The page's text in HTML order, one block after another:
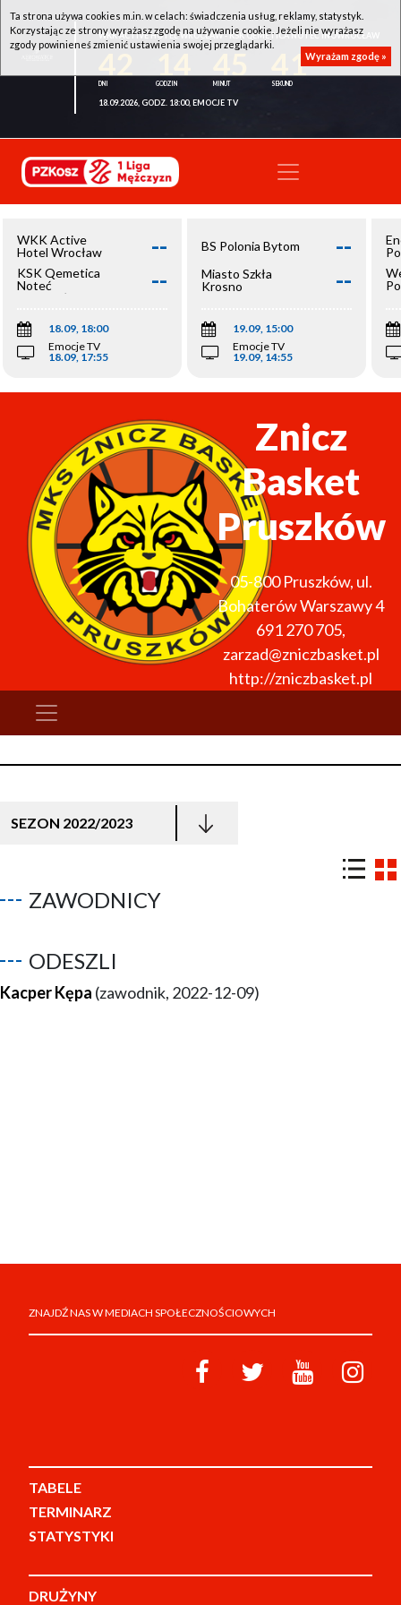
WKK ACTIVE HOTEL WROCŁAW - KSK QEMETICA NOTEĆ INOWROCŁAW
40
18.09.2026, GODZ. 18:00, EMOCJE TV
WKK Active
Hotel Wrocław
--
KSK Qemetica
Noteć
Inowrocław
--
18.09, 18:00
Emocje TV
18.09, 17:55
BS Polonia Bytom --
Miasto Szkła
Krosno
--
19.09, 15:00
Emocje TV
19.09, 14:55
Znicz
Basket
Pruszków
05-800 Pruszków, ul.
Bohaterów Warszawy 4
691 270 705,
zarzad@zniczbasket.pl
http://zniczbasket.pl
SEZON 2022/2023
ZAWODNICY
ODESZLI
Kacper Kępa (zawodnik, 2022-12-09)
ZNAJDŹ NAS W MEDIACH SPOŁECZNOŚCIOWYCH
TABELE
TERMINARZ
STATYSTYKI
DRUŻYNY
Ta strona używa cookies m.in. w celach: świadczenia usług, reklamy, statystyk.
Korzystając ze strony wyrażasz zgodę na używanie cookie. Jeżeli nie wyrażasz
zgody powinieneś zmienić ustawienia swojej przeglądarki.
Wyrażam zgodę »